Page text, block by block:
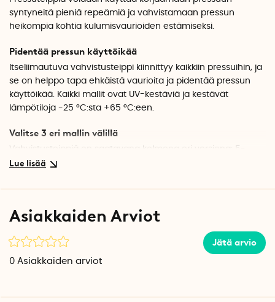
syntyneitä pieniä repeämiä ja vahvistamaan pressun
heikompia kohtia kulumisvaurioiden estämiseksi.
Pidentää pressun käyttöikää
Itseliimautuva vahvistusteippi kiinnittyy kaikkiin pressuihin, ja
se on helppo tapa ehkäistä vaurioita ja pidentää pressun
käyttöikää. Kaikki mallit ovat UV-kestäviä ja kestävät
lämpötiloja -25 °C:sta +65 °C:een.
Valitse 3 eri mallin välillä
Vahvistusteippiä on saatavana kolmena eri versiona: 5-
pakkaus suuria, pyöreitä teippipaloja, 10-pakkaus
Suuret teippipalat sopivat suojaamaan pressua kohdista,
Vahvikerenkaille tarkoitetut teippipalat sopivat
kiinnitettäväksi vahvikerenkaisiin kantavuuden lisäämiseksi.
Asiakkaiden Arviot
Jätä arvio
0 Asiakkaiden arviot